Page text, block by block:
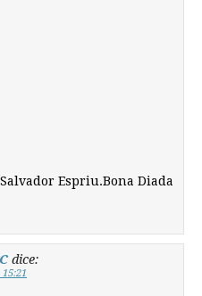
Espriu.Bona Diada
dice: